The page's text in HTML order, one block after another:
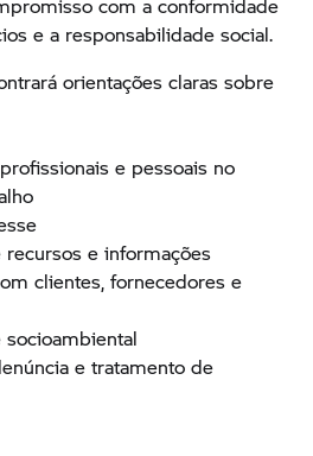
e a responsabilidade social.
orientações claras sobre
e pessoais no
e informações
clientes, fornecedores e
e tratamento de